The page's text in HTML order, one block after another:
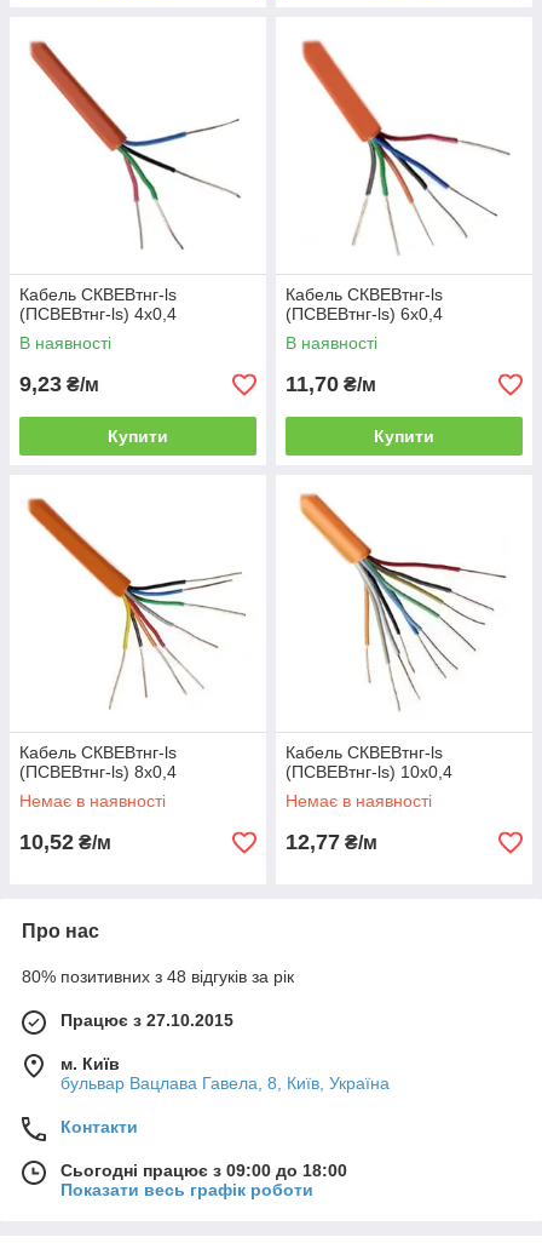
Кабель СКВЕВтнг-ls
(ПСВЕВтнг-ls) 4х0,4
В наявності
9,23 ₴/м
Купити
Кабель СКВЕВтнг-ls
(ПСВЕВтнг-ls) 6х0,4
В наявності
11,70 ₴/м
Купити
Кабель СКВЕВтнг-ls
(ПСВЕВтнг-ls) 8х0,4
Немає в наявності
10,52 ₴/м
Кабель СКВЕВтнг-ls
(ПСВЕВтнг-ls) 10х0,4
Немає в наявності
12,77 ₴/м
Про нас
80% позитивних з 48 відгуків за рік
Працює з 27.10.2015
м. Київ
бульвар Вацлава Гавела, 8, Київ, Україна
Контакти
Сьогодні працює з 09:00 до 18:00
Показати весь графік роботи